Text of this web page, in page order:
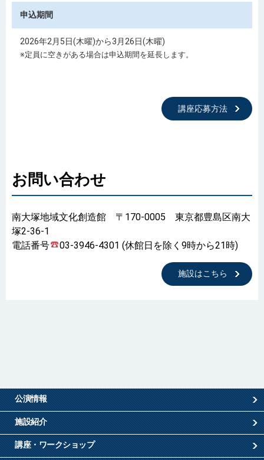
申込期間
2026年2月5日(木曜)から3月26日(木曜)
※定員に空きがある場合は申込期間を延長します。
講座応募方法
お問い合わせ
南大塚地域文化創造館 〒170-0005 東京都豊島区南大
塚2-36-1
電話番号
03-3946-4301 (休館日を除く9時から21時)
施設はこちら
公演情報
施設紹介
講座・ワークショップ